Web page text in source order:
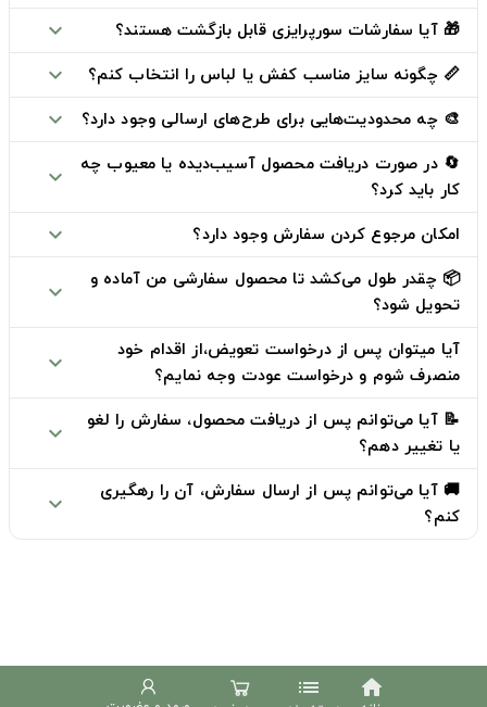
🎁 آیا سفارشات سورپرایزی قابل بازگشت هستند؟ expand_more
📏 چگونه سایز مناسب کفش یا لباس را انتخاب کنم؟ expand_more
🎨 چه محدودیت‌هایی برای طرح‌های ارسالی وجود دارد؟ expand_more
🔄 در صورت دریافت محصول آسیب‌دیده یا معیوب چه
کار باید کرد؟
expand_more
امکان مرجوع کردن سفارش وجود دارد؟ expand_more
📦 چقدر طول می‌کشد تا محصول سفارشی من آماده و
تحویل شود؟
expand_more
آیا میتوان پس از درخواست تعویض،از اقدام خود
منصرف شوم و درخواست عودت وجه نمایم؟
expand_more
📝 آیا می‌توانم پس از دریافت محصول، سفارش را لغو
یا تغییر دهم؟
expand_more
🚚 آیا می‌توانم پس از ارسال سفارش، آن را رهگیری
کنم؟
expand_more
home
list